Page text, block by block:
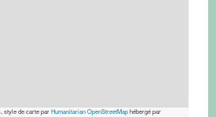
style de carte parHumanitarian OpenStreetMaphébergé par